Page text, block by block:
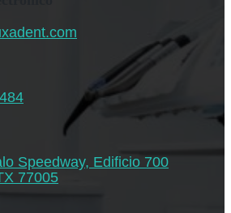
Speedway, Edificio 700
77005